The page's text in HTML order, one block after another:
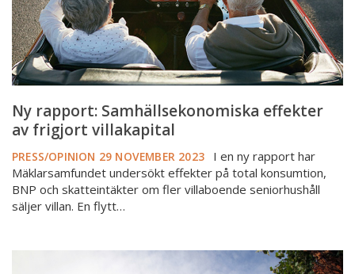
Ny rapport: Samhällsekonomiska effekter
av frigjort villakapital
PRESS/OPINION 29 NOVEMBER 2023
I en ny rapport har
Mäklarsamfundet undersökt effekter på total konsumtion,
BNP och skatteintäkter om fler villaboende seniorhushåll
säljer villan. En flytt…
LO-